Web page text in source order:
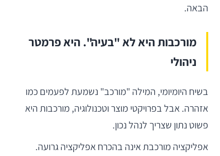
הבאה.
מורכבות היא לא "בעיה". היא פרמטר
ניהולי
בשיח היומיומי, המילה "מורכב" נשמעת לפעמים כמו
אזהרה. אבל בפרויקטי מוצר וטכנולוגיה, מורכבות היא
פשוט נתון שצריך לנהל נכון.
אפליקציה מורכבת אינה בהכרח אפליקציה גרועה.